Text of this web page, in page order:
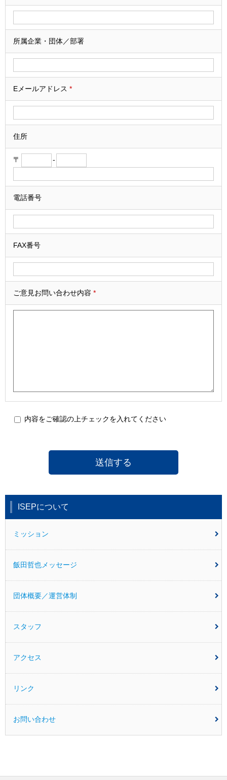
所属企業・団体／部署
Eメールアドレス *
住所
〒 -
電話番号
FAX番号
ご意見お問い合わせ内容 *
内容をご確認の上チェックを入れてください
ISEPについて
ミッション
飯田哲也メッセージ
団体概要／運営体制
スタッフ
アクセス
リンク
お問い合わせ